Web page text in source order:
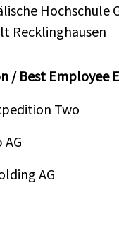
Hochschule
Recklinghausen
/ Best Employee
Two
AG
AG